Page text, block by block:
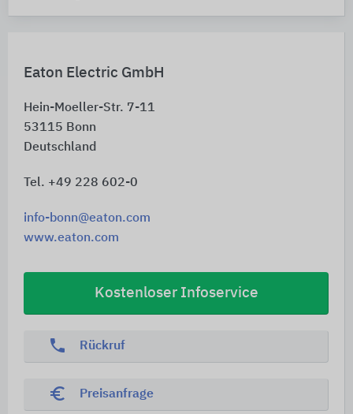
Eaton Electric GmbH
Hein-Moeller-Str. 7-11
53115 Bonn
Deutschland
Tel. +49 228 602-0
info-bonn@eaton.com
www.eaton.com
Kostenloser Infoservice
phone Rückruf
euro_symbol Preisanfrage